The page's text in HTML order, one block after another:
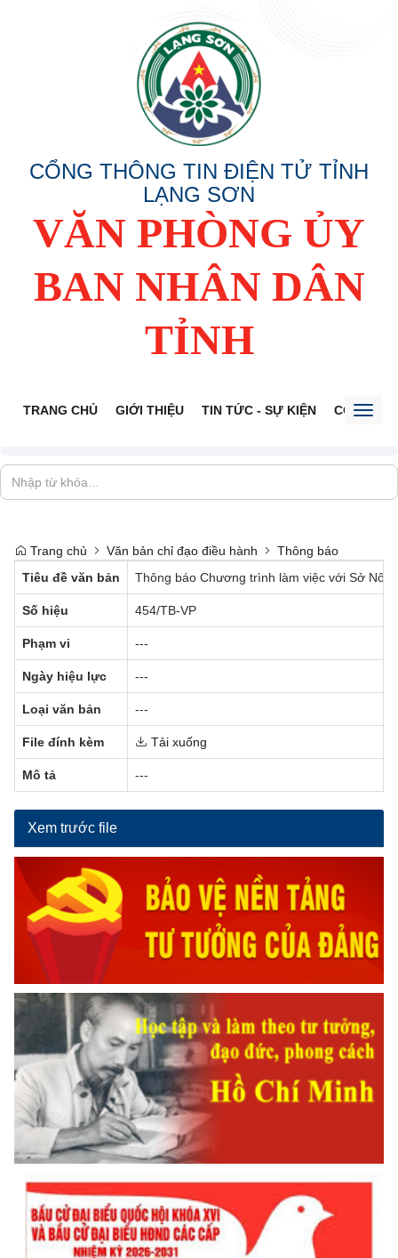
CỔNG THÔNG TIN ĐIỆN TỬ TỈNH
LẠNG SƠN
VĂN PHÒNG ỦY
BAN NHÂN DÂN
TỈNH
TRANG CHỦ GIỚI THIỆU TIN TỨC - SỰ KIỆN CỔNG
Trang chủ Văn bản chỉ đạo điều hành
Thông báo
Tiêu đề văn bản
Thông báo Chương trình làm việc với Sở
Số hiệu 454/TB-VP
Phạm vi ---
Ngày hiệu lực ---
Loại văn bản ---
File đính kèm Tải xuống
Mô tả ---
Xem trước file